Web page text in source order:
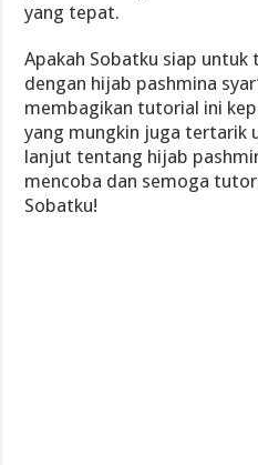
yang tepat.
Apakah Sobatku siap untuk
dengan hijab pashmina
membagikan tutorial ini
yang mungkin juga tertarik
lanjut tentang hijab
mencoba dan semoga
Sobatku!